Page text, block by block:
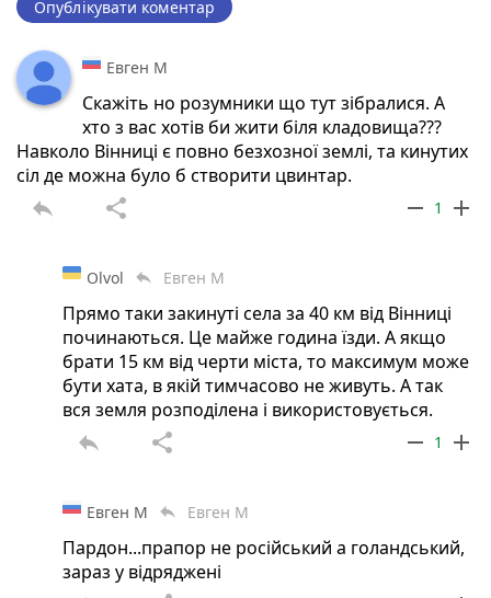
Опублікувати коментар
Евген М
Скажіть но розумники що тут зібралися. А
хто з вас хотів би жити біля кладовища???
Навколо Вінниці є повно безхозної землі, та кинутих
сіл де можна було б створити цвинтар.
reply share remove 1 add
Olvol reply Евген М
Прямо таки закинуті села за 40 км від Вінниці
починаються. Це майже година їзди. А якщо
брати 15 км від черти міста, то максимум може
бути хата, в якій тимчасово не живуть. А так
вся земля розподілена і використовується.
reply share remove 1 add
Евген М reply Евген М
Пардон...прапор не російський а голандський,
зараз у відряджені